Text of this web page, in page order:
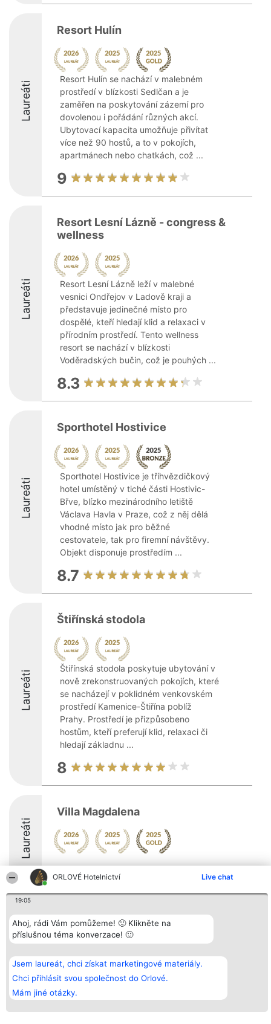
ORLOVÉ Hotelnictví Live chat
19:05
Ahoj, rádi Vám pomůžeme! 🙂 Klikněte na
příslušnou téma konverzace! 🙂
Jsem laureát, chci získat marketingové materiály.
Chci přihlásit svou společnost do Orlové.
Mám jiné otázky.
Laureáti
Resort Hulín
Resort Hulín se nachází v malebném
prostředí v blízkosti Sedlčan a je
zaměřen na poskytování zázemí pro
dovolenou i pořádání různých akcí.
Ubytovací kapacita umožňuje přivítat
více než 90 hostů, a to v pokojích,
apartmánech nebo chatkách, což ...
9
Laureáti
Resort Lesní Lázně - congress &
wellness
Resort Lesní Lázně leží v malebné
vesnici Ondřejov v Ladově kraji a
představuje jedinečné místo pro
dospělé, kteří hledají klid a relaxaci v
přírodním prostředí. Tento wellness
resort se nachází v blízkosti
Voděradských bučin, což je pouhých ...
8.3
Laureáti
Sporthotel Hostivice
Sporthotel Hostivice je tříhvězdičkový
hotel umístěný v tiché části Hostivic-
Břve, blízko mezinárodního letiště
Václava Havla v Praze, což z něj dělá
vhodné místo jak pro běžné
cestovatele, tak pro firemní návštěvy.
Objekt disponuje prostředím ...
8.7
Laureáti
Štiřínská stodola
Štiřínská stodola poskytuje ubytování v
nově zrekonstruovaných pokojích, které
se nacházejí v poklidném venkovském
prostředí Kamenice-Štiřína poblíž
Prahy. Prostředí je přizpůsobeno
hostům, kteří preferují klid, relaxaci či
hledají základnu ...
8
Laureáti
Villa Magdalena
9.5
Organizátor hlasování
Bright Side Solutions sp. z o.
o. sp. k.
ul. Ruska 22
KRS 0000749100 | Regon
381313360 | NIP 8943132676
Plebiscyt
Vítězové
Seznam všech
laureátů
Pravidla
Zásady
ochrany
Kontakt